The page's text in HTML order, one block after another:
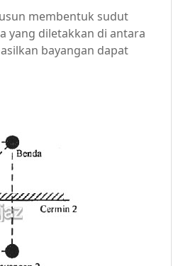
membentuk sudut
yang diletakkan di antara
bayangan dapat